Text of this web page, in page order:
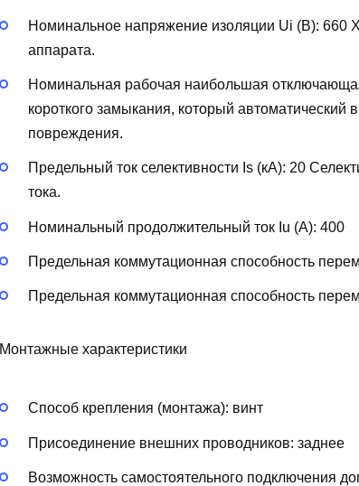
Номинальное напряжение изоляции Ui (В): 660
аппарата.
Номинальная рабочая наибольшая
короткого замыкания, который
повреждения.
Предельный ток селективности Is (кА): 20
тока.
Номинальный продолжительный ток Iu (А): 400
Предельная коммутационная способность
Предельная коммутационная способность
Монтажные характеристики
Способ крепления (монтажа): винт
Присоединение внешних проводников: заднее
Возможность самостоятельного подключения